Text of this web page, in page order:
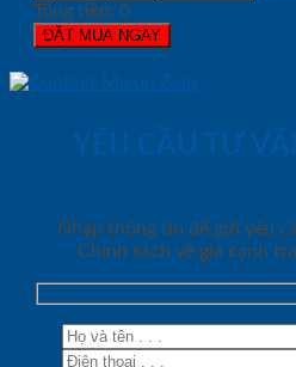
Tổng tiền: 0
ĐẶT MUA NGAY
YÊU CẦU TƯ
Nhập thông tin để gửi yêu
Chính sách về giá cạnh